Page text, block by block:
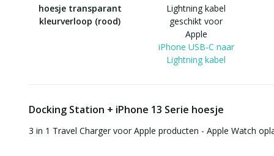
hoesje transparant
kleurverloop (rood)
Lightning kabel
geschikt voor
Apple
iPhone USB-C naar
Lightning kabel
Docking Station + iPhone 13 Serie hoesje
3 in 1 Travel Charger voor Apple producten - Apple Watch